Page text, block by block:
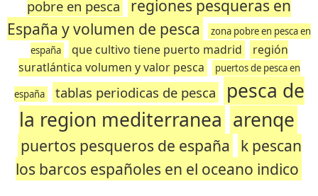
pobre en pesca
regiones pesqueras en
España y volumen de pesca
zona pobre en pesca en
españa
que cultivo tiene puerto madrid
región
suratlántica volumen y valor pesca
puertos de pesca en
españa tablas periodicas de pesca
pesca de
la region mediterranea arenqe
puertos pesqueros de españa k pescan
los barcos españoles en el oceano indico